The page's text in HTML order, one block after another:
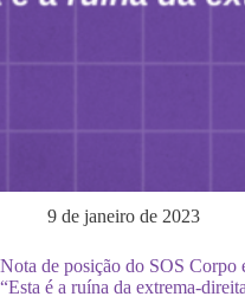
9 de janeiro de 2023
Nota de posição do SOS Corpo
“Esta é a ruína da extrema-